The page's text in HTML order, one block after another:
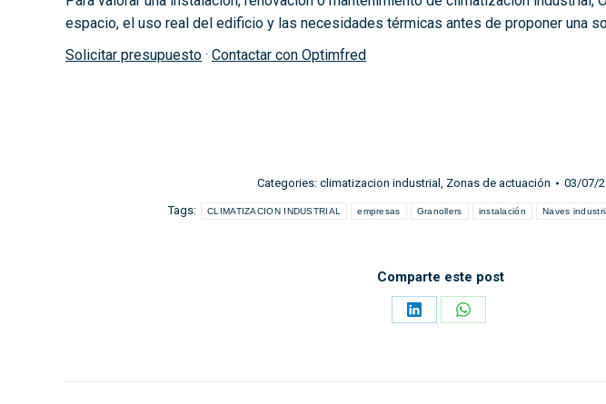
espacio, el uso real del edificio y las necesidades térmicas antes de proponer una
Solicitar presupuesto · Contactar con Optimfred
Categories: climatizacion industrial Zonas de actuación 03/07/
Tags: CLIMATIZACION INDUSTRIAL empresas Granollers instalación Naves
Comparte este post
Share
Share